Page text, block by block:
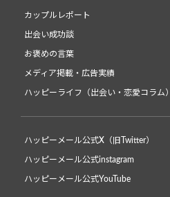
カップルレポート
出会い成功談
お褒めの言葉
メディア掲載・広告実績
ハッピーライフ（出会い・恋愛コラム）
ハッピーメール公式X（旧Twitter）
ハッピーメール公式instagram
ハッピーメール公式YouTube